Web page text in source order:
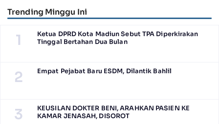
Trending Minggu Ini
1
Ketua DPRD Kota Madiun Sebut TPA Diperkirakan
Tinggal Bertahan Dua Bulan
2 Empat Pejabat Baru ESDM, Dilantik Bahlil
3
KEUSILAN DOKTER BENI, ARAHKAN PASIEN KE
KAMAR JENASAH, DISOROT